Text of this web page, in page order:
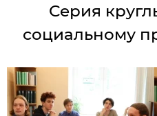
Серия
социальному